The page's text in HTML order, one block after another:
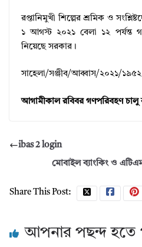
রপ্তানিমুখী শিল্পের শ্রমিক ও
১ আগস্ট ২০২১ বেলা ১২ পর্যন্ত
নিয়েছে সরকার।
সাহেলা/সঞ্জীব/আব্বাস/২০২১/১৯৫২
আগামীকাল রবিবর গণপরিবহণ চালু
ibas 2 login
মোবাইল ব্যাংকিং ও
Share This Post:
আপনার পছন্দ হতে